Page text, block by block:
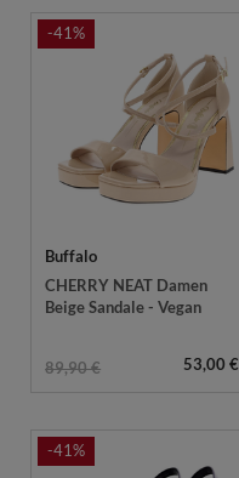
-41%
Buffalo
CHERRY NEAT Damen
Beige Sandale - Vegan
89,90 € 53,00 €
-41%